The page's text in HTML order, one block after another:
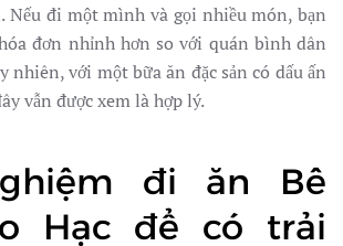
Nếu đi một mình và gọi nhiều món, bạn
đơn nhỉnh hơn so với quán bình dân
nhiên, với một bữa ăn đặc sản có dấu ấn
vẫn được xem là hợp lý.
đi ăn Bê
Hạc để có trải